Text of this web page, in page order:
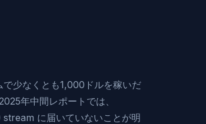
少なくとも1,000ドルを稼いだ
年中間レポートでは、
に届いていないことが明